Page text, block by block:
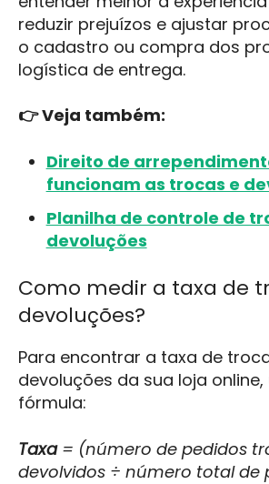
reduzir prejuízos e ajustar
o cadastro ou compra dos
logística de entrega.
👉 Veja também:
Direito de
funcionam as trocas e
Planilha de controle de
devoluções
Como medir a taxa de
devoluções?
Para encontrar a taxa de
devoluções da sua loja online,
fórmula:
Taxa= (número de pedidos
devolvidos ÷ número total de